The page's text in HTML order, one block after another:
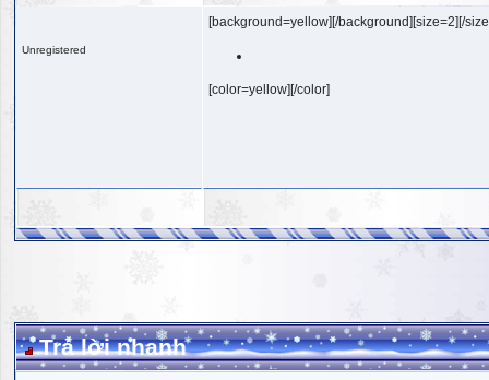
Unregistered
[background=yellow][/background][size=2][/
[color=yellow][/color]
Trả lời nhanh